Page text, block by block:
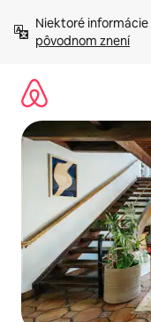
obsah.
Niektoré
pôvodnom znení